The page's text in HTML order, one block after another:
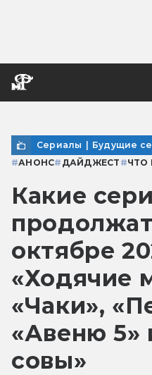
Сериалы | Будущие
#АНОНС# ДАЙДЖЕСТ #ЧТО
Какие
октябре
«Ходячие
«Чаки»,
«Авеню 5»
совы»